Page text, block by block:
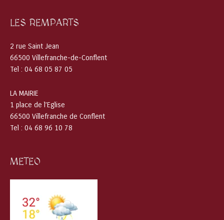
LES REMPARTS
2 rue Saint Jean
66500 Villefranche-de-Conflent
Tel : 04 68 05 87 05
LA MAIRIE
1 place de l’Eglise
66500 Villefranche de Conflent
Tel : 04 68 96 10 78
METEO